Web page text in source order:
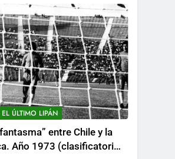
EL ÚLTIMO LIPÁN
entre Chile y la
Año 1973 (clasificatorios